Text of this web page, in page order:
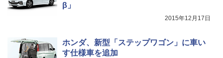
β」
2015年12月17日
ホンダ、新型「ステップワゴン」に車い
す仕様車を追加